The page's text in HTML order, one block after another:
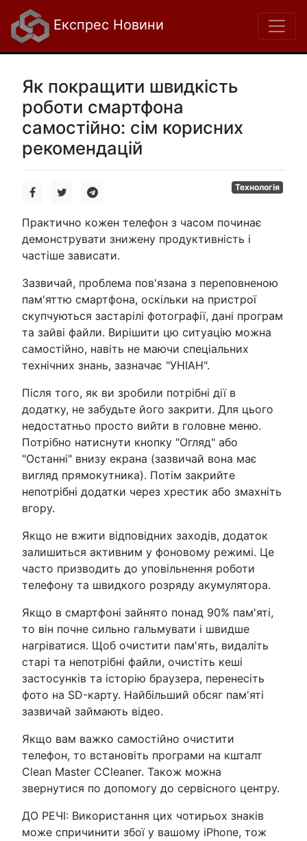
Експрес Новини
Як покращити швидкість
роботи смартфона
самостійно: сім корисних
рекомендацій
Технологія
Практично кожен телефон з часом починає
демонструвати знижену продуктивність і
частіше зависати.
Зазвичай, проблема пов'язана з переповненою
пам'яттю смартфона, оскільки на пристрої
скупчуються застарілі фотографії, дані програм
та зайві файли. Вирішити цю ситуацію можна
самостійно, навіть не маючи спеціальних
технічних знань, зазначає "УНІАН".
Після того, як ви зробили потрібні дії в
додатку, не забудьте його закрити. Для цього
недостатньо просто вийти в головне меню.
Потрібно натиснути кнопку "Огляд" або
"Останні" внизу екрана (зазвичай вона має
вигляд прямокутника). Потім закрийте
непотрібні додатки через хрестик або змахніть
вгору.
Якщо не вжити відповідних заходів, додаток
залишиться активним у фоновому режимі. Це
часто призводить до уповільнення роботи
телефону та швидкого розряду акумулятора.
Якщо в смартфоні зайнято понад 90% пам'яті,
то він почне сильно гальмувати і швидше
нагріватися. Щоб очистити пам'ять, видаліть
старі та непотрібні файли, очистіть кеші
застосунків та історію браузера, перенесіть
фото на SD-карту. Найбільший обсяг пам'яті
зазвичай займають відео.
Якщо вам важко самостійно очистити
телефон, то встановіть програми на кшталт
Clean Master CCleaner. Також можна
звернутися по допомогу до сервісного центру.
ДО РЕЧІ: Використання цих чотирьох знаків
може спричинити збої у вашому iPhone, тож